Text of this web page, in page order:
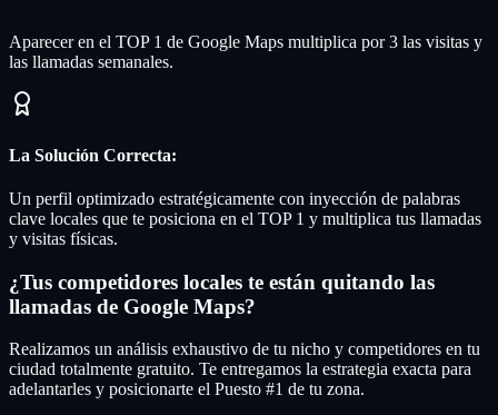
Aparecer en el TOP 1 de Google Maps multiplica por 3 las visitas y
las llamadas semanales.
La Solución Correcta:
Un perfil optimizado estratégicamente con inyección de palabras
clave locales que te posiciona en el TOP 1 y multiplica tus llamadas
y visitas físicas.
¿Tus competidores locales te están quitando las
llamadas de Google Maps?
Realizamos un análisis exhaustivo de tu nicho y competidores en tu
ciudad totalmente gratuito. Te entregamos la estrategia exacta para
adelantarles y posicionarte el Puesto #1 de tu zona.